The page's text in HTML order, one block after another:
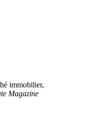
immobilier,
Magazine